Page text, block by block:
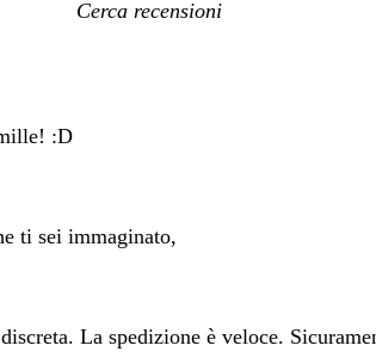
I
:D
ti sei immaginato,
La spedizione è veloce.